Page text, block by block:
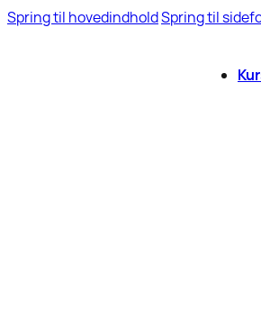
Spring til hovedindholdSpring til